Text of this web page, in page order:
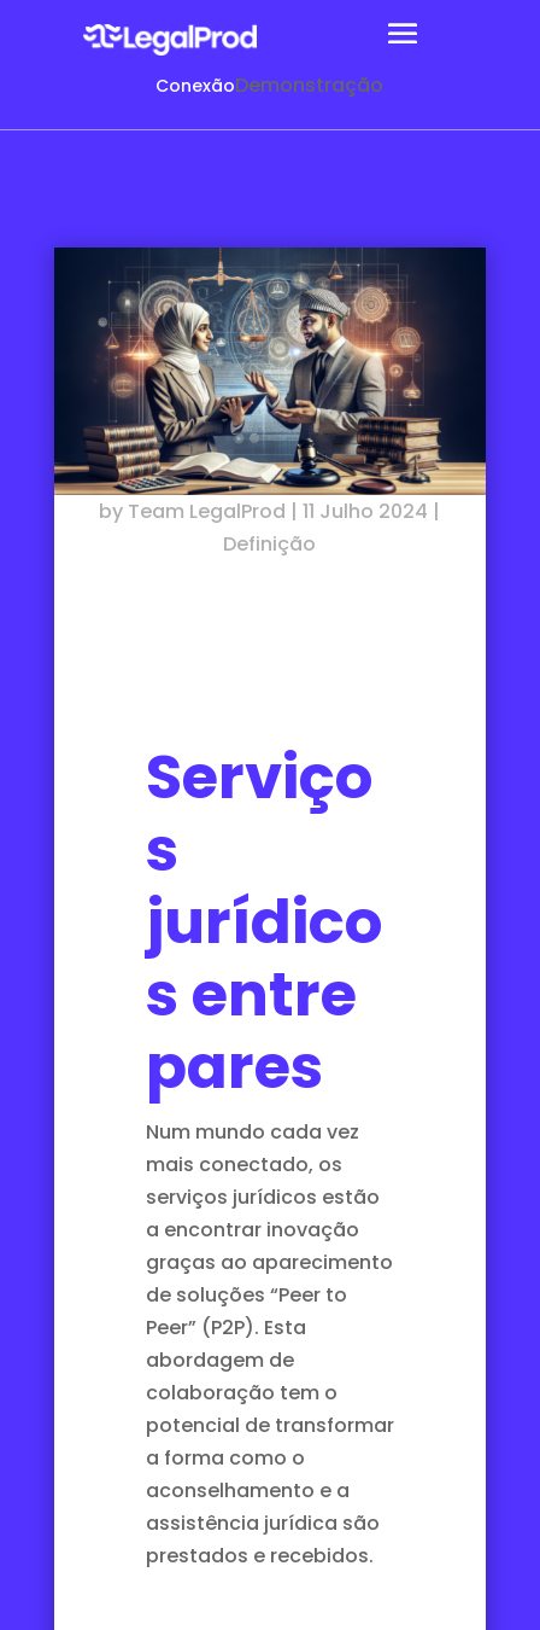
ConexãoDemonstração
by Team LegalProd |11 Julho 2024 |
Definição
Serviço
s
jurídico
s entre
pares
Num mundo cada vez
mais conectado, os
serviços jurídicos estão
a encontrar inovação
graças ao aparecimento
de soluções “Peer to
Peer” (P2P). Esta
abordagem de
colaboração tem o
potencial de transformar
a forma como o
aconselhamento e a
assistência jurídica são
prestados e recebidos.